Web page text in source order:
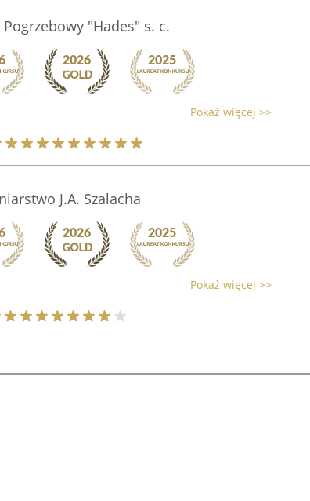
Pogrzebowy "Hades" s. c.
Pokaż więcej >>
J.A. Szalacha
Pokaż więcej >>